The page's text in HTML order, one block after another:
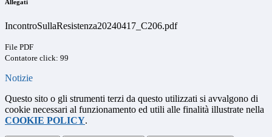
Allegati
IncontroSullaResistenza20240417_C206.pdf
File PDF
Contatore click: 99
Notizie
Questo sito o gli strumenti terzi da questo utilizzati si avvalgono di
cookie necessari al funzionamento ed utili alle finalità illustrate nella
COOKIE POLICY.